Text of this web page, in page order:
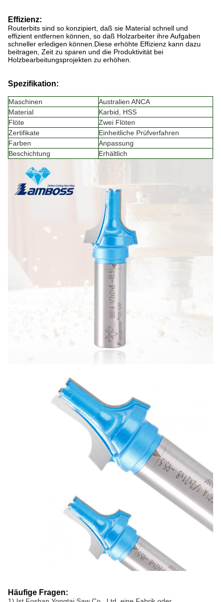
Effizienz:
Routerbits sind so konzipiert, daß sie Material schnell und
effizient entfernen können, so daß Holzarbeiter ihre Aufgaben
schneller erledigen können.Diese erhöhte Effizienz kann dazu
beitragen, Zeit zu sparen und die Produktivität bei
Holzbearbeitungsprojekten zu erhöhen.
Spezifikation:
Maschinen
Australien ANCA
Material
Karbid, HSS
Flöte
Zwei Flöten
Zertifikate
Einheitliche Prüfverfahren
Farben
Anpassung
Beschichtung
Erhältlich
Häufige Fragen: